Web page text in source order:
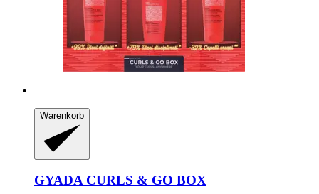
Warenkorb
GYADACURLS & GO BOX